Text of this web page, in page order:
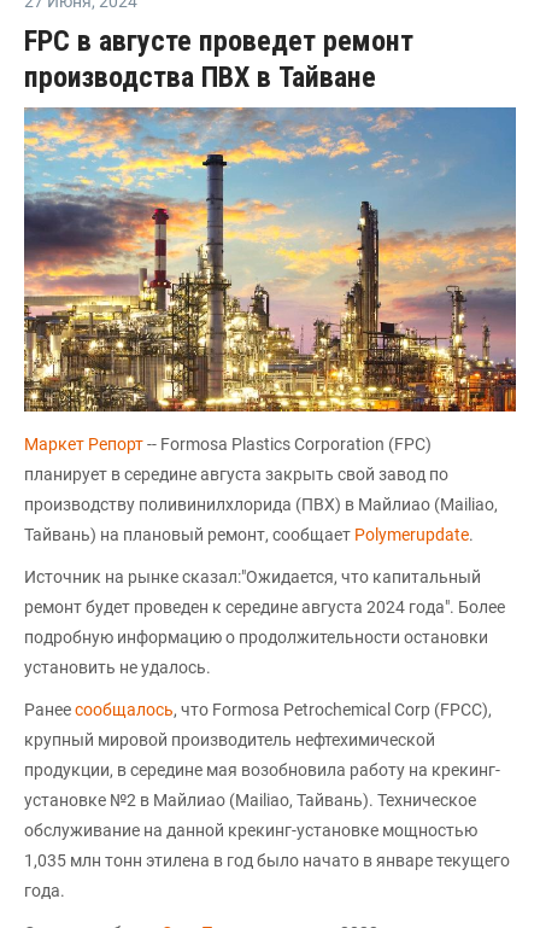
FPC в августе проведет ремонт
производства ПВХ в Тайване
Маркет Репорт-- Formosa Plastics Corporation (FPC)
планирует в середине августа закрыть свой завод по
производству поливинилхлорида (ПВХ) в Майлиао (Mailiao,
Тайвань) на плановый ремонт, сообщает Polymerupdate.
Источник на рынке сказал:"Ожидается, что капитальный
ремонт будет проведен к середине августа 2024 года". Более
подробную информацию о продолжительности остановки
установить не удалось.
Ранеесообщалось, что Formosa Petrochemical Corp (FPCC),
крупный мировой производитель нефтехимической
продукции, в середине мая возобновила работу на крекинг-
установке №2 в Майлиао (Mailiao, Тайвань). Техническое
обслуживание на данной крекинг-установке мощностью
1,035 млн тонн этилена в год было начато в январе текущего
года.